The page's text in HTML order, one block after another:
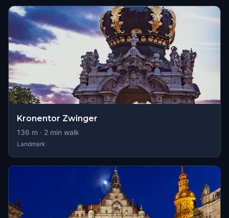
Kronentor Zwinger
136 m · 2 min walk
Landmark